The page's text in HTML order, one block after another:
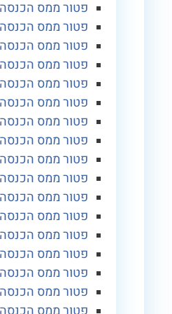
פטור ממס הכנסה
פטור ממס
פטור ממס
פטור ממס הכנסה
פטור ממס הכנסה
פטור ממס
פטור ממס הכנסה
פטור ממס
פטור ממס
פטור ממס
פטור ממס
פטור ממס
פטור ממס
פטור ממס
פטור ממס
פטור ממס הכנסה